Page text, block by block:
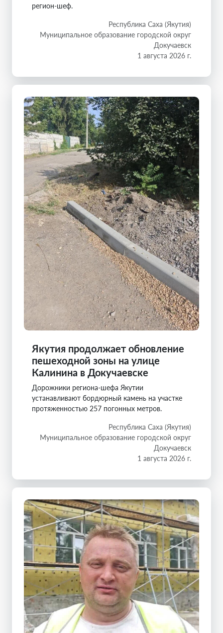
регион-шеф.
Республика Саха (Якутия)
Муниципальное образование городской округ
Докучаевск
1 августа 2026 г.
Якутия продолжает обновление
пешеходной зоны на улице
Калинина в Докучаевске
Дорожники региона-шефа Якутии
устанавливают бордюрный камень на участке
протяженностью 257 погонных метров.
Республика Саха (Якутия)
Муниципальное образование городской округ
Докучаевск
1 августа 2026 г.